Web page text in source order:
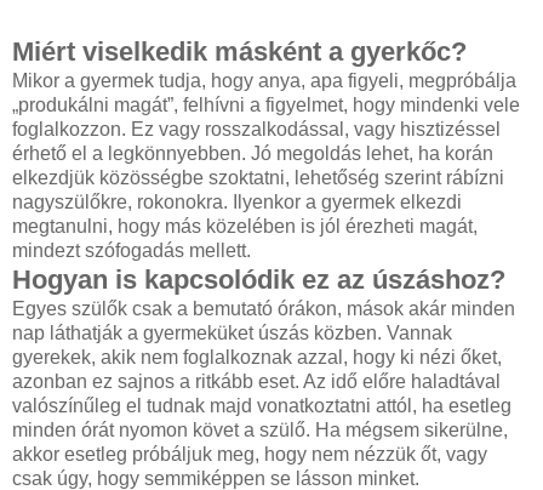
Miért viselkedik másként a gyerkőc?
Mikor a gyermek tudja, hogy anya, apa figyeli, megpróbálja
„produkálni magát”, felhívni a figyelmet, hogy mindenki vele
foglalkozzon. Ez vagy rosszalkodással, vagy hisztizéssel
érhető el a legkönnyebben. Jó megoldás lehet, ha korán
elkezdjük közösségbe szoktatni, lehetőség szerint rábízni
nagyszülőkre, rokonokra. Ilyenkor a gyermek elkezdi
megtanulni, hogy más közelében is jól érezheti magát,
mindezt szófogadás mellett.
Hogyan is kapcsolódik ez az úszáshoz?
Egyes szülők csak a bemutató órákon, mások akár minden
nap láthatják a gyermeküket úszás közben. Vannak
gyerekek, akik nem foglalkoznak azzal, hogy ki nézi őket,
azonban ez sajnos a ritkább eset. Az idő előre haladtával
valószínűleg el tudnak majd vonatkoztatni attól, ha esetleg
minden órát nyomon követ a szülő. Ha mégsem sikerülne,
akkor esetleg próbáljuk meg, hogy nem nézzük őt, vagy
csak úgy, hogy semmiképpen se lásson minket.